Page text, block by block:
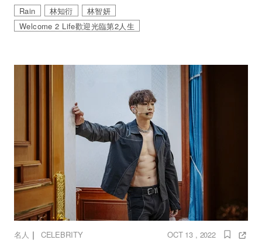
Rain 林知衍
林智妍
Welcome 2 Life歡迎光臨第2人生
名人 ｜ CELEBRITY OCT 13 , 2022